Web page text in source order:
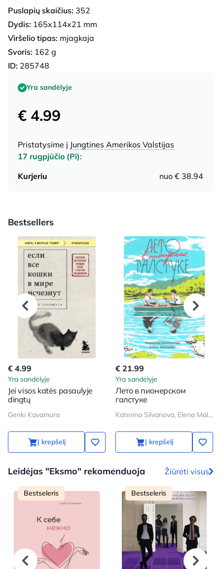
Puslapių skaičius: 352
Dydis: 165x114x21 mm
Viršelio tipas: mjagkaja
Svoris: 162 g
ID: 285748
Yra sandėlyje
€ 4.99
Pristatysime į Jungtines Amerikos Valstijas
17 rugpjūčio (Pi):
Kurjeriu
nuo € 38.94
Bestsellers
€ 4.99
Yra sandėlyje
Jei visos katės pasaulyje
dingtų
Genki Kavamura
Į krepšelį
€ 21.99
Yra sandėlyje
Лето в пионерском
галстуке
Katerina Silvanova, Elena Malisova
Į krepšelį
Leidėjas "Eksmo" rekomenduoja Žiūrėti visus
Bestseleris Bestseleris